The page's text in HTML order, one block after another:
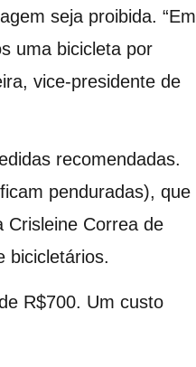
seja proibida. “Em
uma bicicleta por
vice-presidente de
recomendadas.
penduradas), que
Crisleine Correa de
bicicletários.
R$700. Um custo